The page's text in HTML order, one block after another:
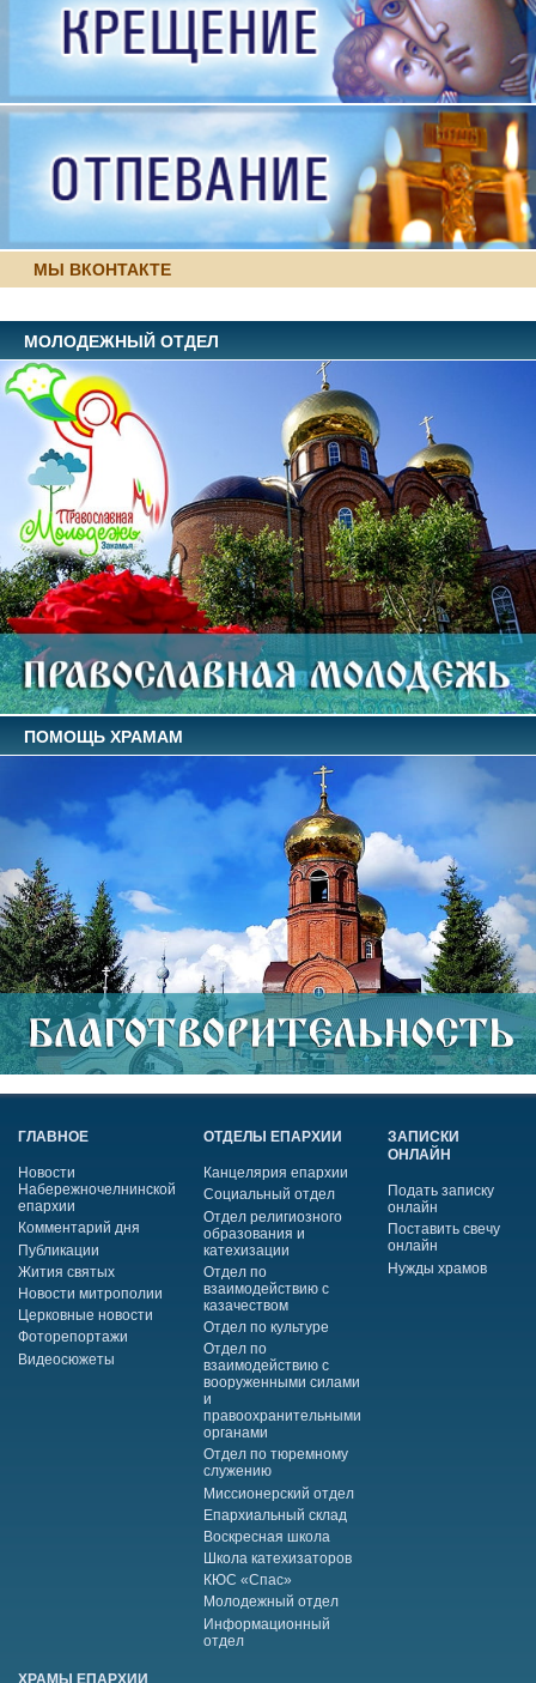
МЫ ВКОНТАКТЕ
МОЛОДЕЖНЫЙ ОТДЕЛ
ПОМОЩЬ ХРАМАМ
ГЛАВНОЕ
Новости
Набережночелнинской
епархии
Комментарий дня
Публикации
Жития святых
Новости митрополии
Церковные новости
Фоторепортажи
Видеосюжеты
ОТДЕЛЫ ЕПАРХИИ
Канцелярия епархии
Социальный отдел
Отдел религиозного
образования и
катехизации
Отдел по
взаимодействию с
казачеством
Отдел по культуре
Отдел по
взаимодействию с
вооруженными силами
и
правоохранительными
органами
Отдел по тюремному
служению
Миссионерский отдел
Епархиальный склад
Воскресная школа
Школа катехизаторов
КЮС «Спас»
Молодежный отдел
Информационный
отдел
ЗАПИСКИ
ОНЛАЙН
Подать записку
онлайн
Поставить свечу
онлайн
Нужды храмов
ХРАМЫ ЕПАРХИИ